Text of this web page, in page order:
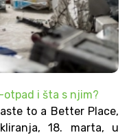
i šta s njim?
to a Better Place,
18. marta, u